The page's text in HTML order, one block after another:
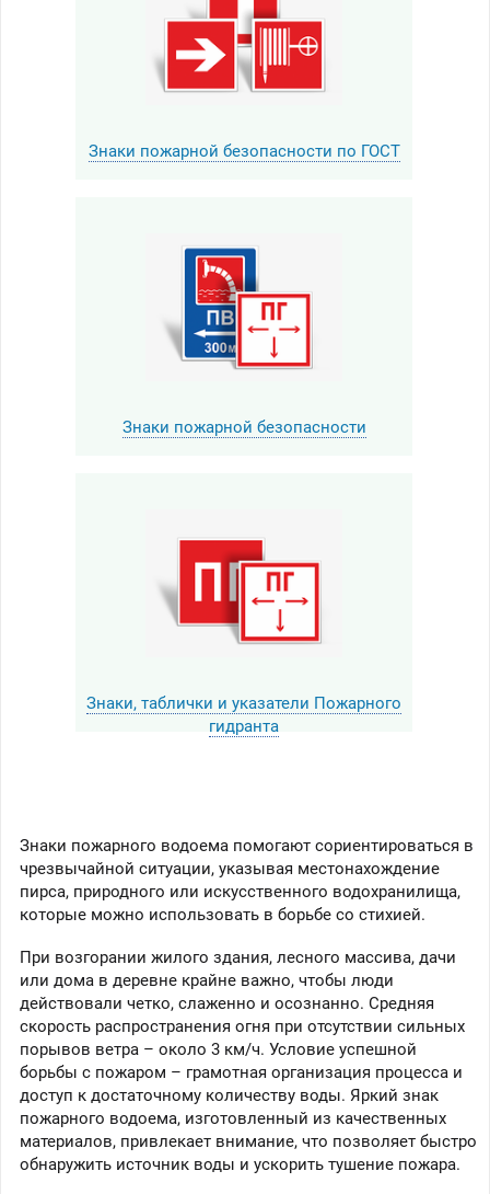
Знаки пожарной безопасности по ГОСТ
Знаки пожарной безопасности
Знаки, таблички и указатели Пожарного
гидранта
Знаки пожарного водоема помогают сориентироваться в
чрезвычайной ситуации, указывая местонахождение
пирса, природного или искусственного водохранилища,
которые можно использовать в борьбе со стихией.
При возгорании жилого здания, лесного массива, дачи
или дома в деревне крайне важно, чтобы люди
действовали четко, слаженно и осознанно. Средняя
скорость распространения огня при отсутствии сильных
порывов ветра – около 3 км/ч. Условие успешной
борьбы с пожаром – грамотная организация процесса и
доступ к достаточному количеству воды. Яркий знак
пожарного водоема, изготовленный из качественных
материалов, привлекает внимание, что позволяет быстро
обнаружить источник воды и ускорить тушение пожара.